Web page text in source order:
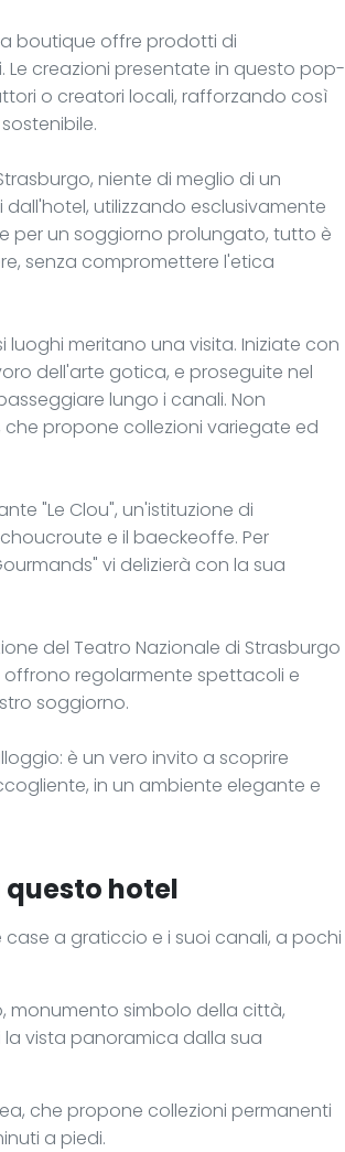
boutique offre prodotti di
creazioni presentate in questo pop-
o creatori locali, rafforzando così
niente di meglio di un
utilizzando esclusivamente
per un soggiorno prolungato, tutto è
senza compromettere l'etica
meritano una visita. Iniziate con
dell'arte gotica, e proseguite nel
lungo i canali. Non
propone collezioni variegate ed
"Le Clou", un'istituzione di
e il baeckeoffe. Per
vi delizierà con la sua
del Teatro Nazionale di Strasburgo
offrono regolarmente spettacoli e
soggiorno.
è un vero invito a scoprire
in un ambiente elegante e
hotel
case a graticcio e i suoi canali, a pochi
monumento simbolo della città,
vista panoramica dalla sua
che propone collezioni permanenti
a piedi.